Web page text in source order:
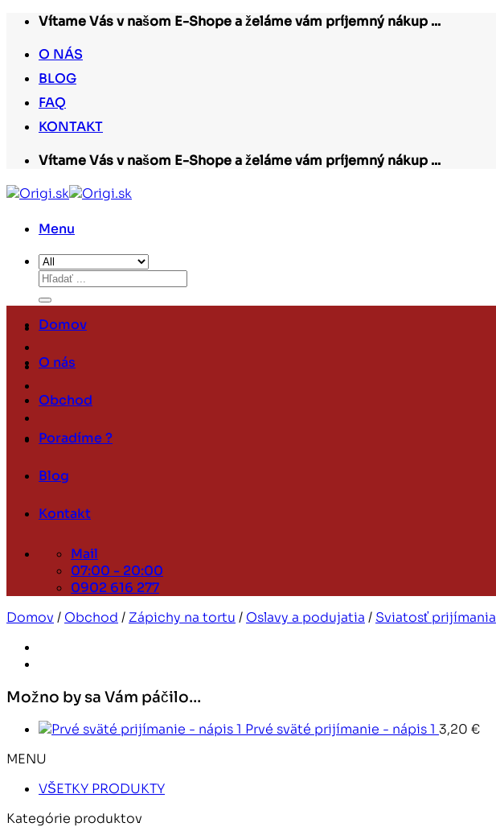
Skip
content
Vítame Vás v našom E-Shope a želáme vám príjemný nákup ...
O NÁS
BLOG
FAQ
KONTAKT
Vítame Vás v našom E-Shope a želáme vám príjemný nákup ...
Menu
Hľadať:
Domov
O nás
Obchod
Poradíme ?
Blog
Kontakt
Mail
07:00 - 20:00
0902 616 277
Domov / Obchod / Zápichy na tortu / Oslavy a podujatia / Sviatosť prijímania
Možno by sa Vám páčilo…
Prvé sväté prijímanie - nápis 1 3,20 €
MENU
VŠETKY PRODUKTY
Kategórie produktov